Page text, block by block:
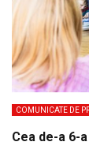
COMUNICATE DE
Cea de-a 6-